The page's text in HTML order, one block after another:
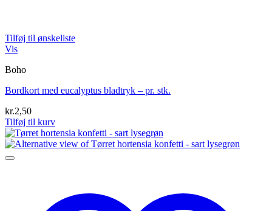
Tilføj til ønskeliste
Vis
Boho
Bordkort med eucalyptus bladtryk – pr. stk.
kr.2,50
Tilføj til kurv